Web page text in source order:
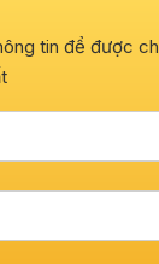
tin để được